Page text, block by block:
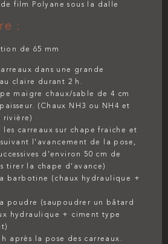
film Polyane sous la dalle
:
de 65 mm
dans une grande
claire durant 2 h.
maigre chaux/sable de 4 cm
(Chaux NH3 ou NH4 et
rivière)
les carreaux sur chape fraiche et
l’avancement de la pose,
d’environ 50 cm de
tirer la chape d’avance)
barbotine (chaux hydraulique +
poudre (saupoudrer un bâtard
hydraulique + ciment type
après la pose des carreaux.